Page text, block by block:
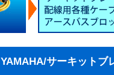
YAMAHA/サーキットブ